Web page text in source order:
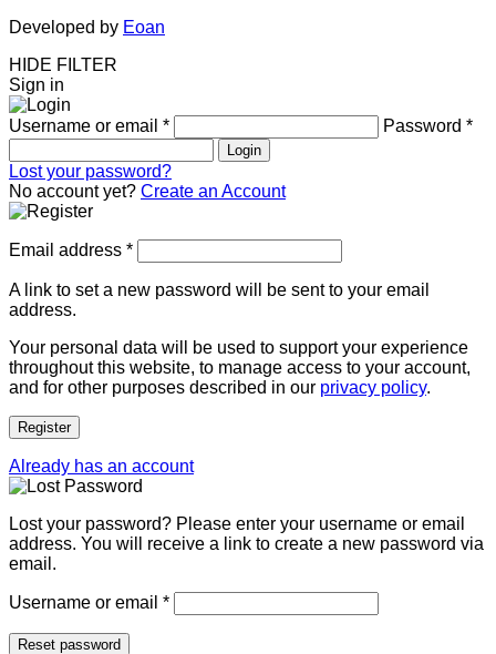
Developed by Eoan
HIDE FILTER
Sign in
Username or email * Password *
Login
Lost your password?
No account yet? Create an Account
Email address *
A link to set a new password will be sent to your email
address.
Your personal data will be used to support your experience
throughout this website, to manage access to your account,
and for other purposes described in our privacy policy.
Register
Already has an account
Lost your password? Please enter your username or email
address. You will receive a link to create a new password via
email.
Username or email *
Reset password